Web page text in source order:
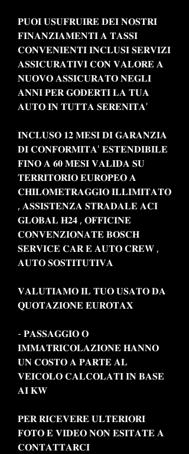
𝐏𝐔𝐎𝐈 𝐔𝐒𝐔𝐅𝐑𝐔𝐈𝐑𝐄 𝐃𝐄𝐈 𝐍𝐎𝐒𝐓𝐑𝐈
𝐅𝐈𝐍𝐀𝐍𝐙𝐈𝐀𝐌𝐄𝐍𝐓𝐈 𝐀 𝐓𝐀𝐒𝐒𝐈
𝐂𝐎𝐍𝐕𝐄𝐍𝐈𝐄𝐍𝐓𝐈 𝐈𝐍𝐂𝐋𝐔𝐒𝐈 𝐒𝐄𝐑𝐕𝐈𝐙𝐈
𝐀𝐒𝐒𝐈𝐂𝐔𝐑𝐀𝐓𝐈𝐕𝐈 𝐂𝐎𝐍 𝐕𝐀𝐋𝐎𝐑𝐄 𝐀
𝐍𝐔𝐎𝐕𝐎 𝐀𝐒𝐒𝐈𝐂𝐔𝐑𝐀𝐓𝐎 𝐍𝐄𝐆𝐋𝐈
𝐀𝐍𝐍𝐈 𝐏𝐄𝐑 𝐆𝐎𝐃𝐄𝐑𝐓𝐈 𝐋𝐀 𝐓𝐔𝐀
𝐀𝐔𝐓𝐎 𝐈𝐍 𝐓𝐔𝐓𝐓𝐀 𝐒𝐄𝐑𝐄𝐍𝐈𝐓𝐀'
𝐈𝐍𝐂𝐋𝐔𝐒𝐎 𝟏𝟐 𝐌𝐄𝐒𝐈 𝐃𝐈 𝐆𝐀𝐑𝐀𝐍𝐙𝐈𝐀
𝐃𝐈 𝐂𝐎𝐍𝐅𝐎𝐑𝐌𝐈𝐓𝐀' 𝐄𝐒𝐓𝐄𝐍𝐃𝐈𝐁𝐈𝐋𝐄
𝐅𝐈𝐍𝐎 𝐀 𝟔𝟎 𝐌𝐄𝐒𝐈 𝐕𝐀𝐋𝐈𝐃𝐀 𝐒𝐔
𝐓𝐄𝐑𝐑𝐈𝐓𝐎𝐑𝐈𝐎 𝐄𝐔𝐑𝐎𝐏𝐄𝐎 𝐀
𝐂𝐇𝐈𝐋𝐎𝐌𝐄𝐓𝐑𝐀𝐆𝐆𝐈𝐎 𝐈𝐋𝐋𝐈𝐌𝐈𝐓𝐀𝐓𝐎
, 𝐀𝐒𝐒𝐈𝐒𝐓𝐄𝐍𝐙𝐀 𝐒𝐓𝐑𝐀𝐃𝐀𝐋𝐄 𝐀𝐂𝐈
𝐆𝐋𝐎𝐁𝐀𝐋 𝐇𝟐𝟒 , 𝐎𝐅𝐅𝐈𝐂𝐈𝐍𝐄
𝐂𝐎𝐍𝐕𝐄𝐍𝐙𝐈𝐎𝐍𝐀𝐓𝐄 𝐁𝐎𝐒𝐂𝐇
𝐒𝐄𝐑𝐕𝐈𝐂𝐄 𝐂𝐀𝐑 𝐄 𝐀𝐔𝐓𝐎 𝐂𝐑𝐄𝐖 ,
𝐀𝐔𝐓𝐎 𝐒𝐎𝐒𝐓𝐈𝐓𝐔𝐓𝐈𝐕𝐀
𝐕𝐀𝐋𝐔𝐓𝐈𝐀𝐌𝐎 𝐈𝐋 𝐓𝐔𝐎 𝐔𝐒𝐀𝐓𝐎 𝐃𝐀
𝐐𝐔𝐎𝐓𝐀𝐙𝐈𝐎𝐍𝐄 𝐄𝐔𝐑𝐎𝐓𝐀𝐗
- 𝐏𝐀𝐒𝐒𝐀𝐆𝐆𝐈𝐎 𝐎
𝐈𝐌𝐌𝐀𝐓𝐑𝐈𝐂𝐎𝐋𝐀𝐙𝐈𝐎𝐍𝐄 𝐇𝐀𝐍𝐍𝐎
𝐔𝐍 𝐂𝐎𝐒𝐓𝐎 𝐀 𝐏𝐀𝐑𝐓𝐄 𝐀𝐋
𝐕𝐄𝐈𝐂𝐎𝐋𝐎 𝐂𝐀𝐋𝐂𝐎𝐋𝐀𝐓𝐈 𝐈𝐍 𝐁𝐀𝐒𝐄
𝐀𝐈 𝐊𝐖
𝐏𝐄𝐑 𝐑𝐈𝐂𝐄𝐕𝐄𝐑𝐄 𝐔𝐋𝐓𝐄𝐑𝐈𝐎𝐑𝐈
𝐅𝐎𝐓𝐎 𝐄 𝐕𝐈𝐃𝐄𝐎 𝐍𝐎𝐍 𝐄𝐒𝐈𝐓𝐀𝐓𝐄 𝐀
𝐂𝐎𝐍𝐓𝐀𝐓𝐓𝐀𝐑𝐂𝐈